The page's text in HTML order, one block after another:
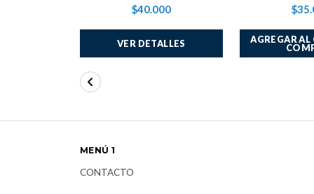
$40.000
VER DETALLES AGREGAR
MENÚ 1
CONTACTO